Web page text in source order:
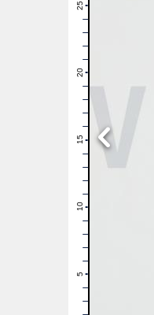
10
11
12
13
14
15
16
17
18
19
20
21
22
23
24
25